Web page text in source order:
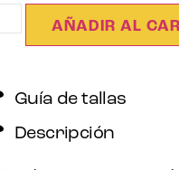
AÑADIR AL
Guía de tallas
Descripción